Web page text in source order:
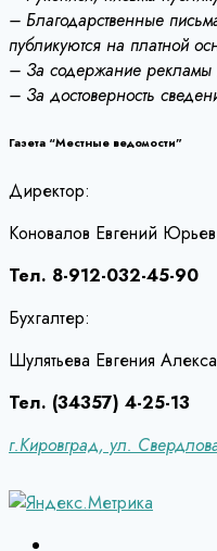
– Благодарственные
публикуются на платной
– За содержание рекламы
– За достоверность
Газета “Местные ведомости”
Директор:
Коновалов Евгений
Тел. 8-912-032-45-90
Бухгалтер:
Шулятьева Евгения
Тел. (34357) 4-25-13
г.Кировград, ул.